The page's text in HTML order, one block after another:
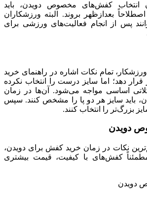
انتخاب کفش‌های مخصوص دویدن، باید
بعدازظهر بروند. البته ورزشکاران
پس از انجام فعالیت‌های ورزشی برای
تمام نکات اشاره در راهنمای خرید
دهد؛ اما سایز درست را انتخاب نکرده
اساسی مواجه می‌شود. آن‌ها در زمان
باید سایز هر دو پا را مشخص کنند. سپس
بزرگ‌تر را انتخاب کنند.
دویدن
نکات در زمان خرید کفش برای دویدن،
کفش‌های با کیفیت، قیمت بیشتری